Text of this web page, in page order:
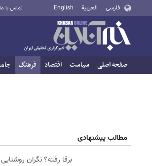
فارسی العربية English تماس با ما
صفحه اصلی سیاست اقتصاد فرهنگ
مطالب پیشنهادی
برقا رفته؟ نگران